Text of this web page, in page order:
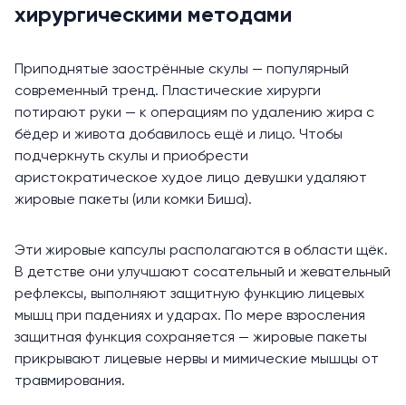
хирургическими методами
Приподнятые заострённые скулы — популярный
современный тренд. Пластические хирурги
потирают руки — к операциям по удалению жира с
бёдер и живота добавилось ещё и лицо. Чтобы
подчеркнуть скулы и приобрести
аристократическое худое лицо девушки удаляют
жировые пакеты (или комки Биша).
Эти жировые капсулы располагаются в области щёк.
В детстве они улучшают сосательный и жевательный
рефлексы, выполняют защитную функцию лицевых
мышц при падениях и ударах. По мере взросления
защитная функция сохраняется — жировые пакеты
прикрывают лицевые нервы и мимические мышцы от
травмирования.